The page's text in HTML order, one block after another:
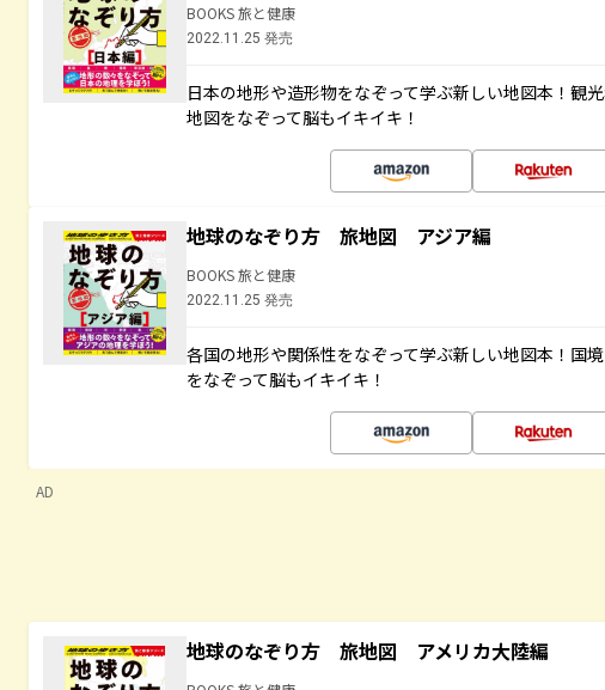
BOOKS 旅と健康
2022.11.25 発売
日本の地形や造形物をなぞって学ぶ新しい地図本！観
地図をなぞって脳もイキイキ！
地球のなぞり方 旅地図 アジア編
BOOKS 旅と健康
2022.11.25 発売
各国の地形や関係性をなぞって学ぶ新しい地図本！国
をなぞって脳もイキイキ！
AD
地球のなぞり方 旅地図 アメリカ大陸編